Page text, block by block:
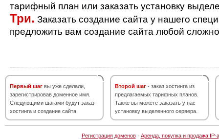
тарифный план или заказать установку
Три. Заказать создание сайта у нашего
предложить вам создание сайта любой
Первый шаг вы уже сделали,
зарегистрировав доменное имя.
Следующими шагами будут заказ
хостинга и создание сайта.
Второй шаг - заказ хостинга из
предлагаемых тарифных планов.
Также вы можете заказать у нас
установку выделенного сервера.
Регистрация доменов· Аренда, покупка и продажа IP-